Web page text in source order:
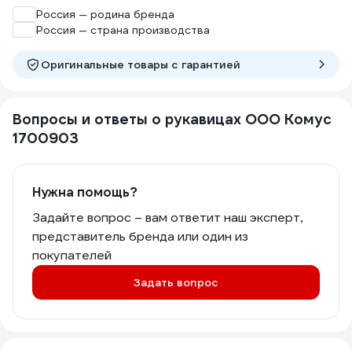
Россия — родина бренда
Россия — страна производства
Оригинальные товары c гарантией
Вопросы и ответы о рукавицах ООО Комус
1700903
Нужна помощь?
Задайте вопрос – вам ответит наш эксперт,
представитель бренда или один из
покупателей
Задать вопрос